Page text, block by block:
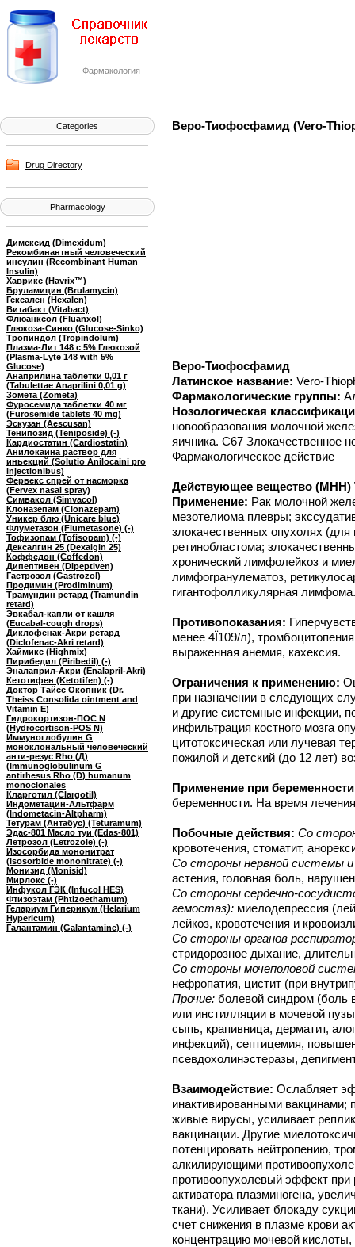
Фармакология
Categories
Drug Directory
Pharmacology
Димексид (Dimexidum)
Рекомбинантный человеческий
инсулин (Recombinant Human
Insulin)
Хаврикс (Havrix™)
Бруламицин (Brulamycin)
Гексален (Hexalen)
Витабакт (Vitabact)
Флюанксол (Fluanxol)
Глюкоза-Синко (Glucose-Sinko)
Тропиндол (Tropindolum)
Плазма-Лит 148 с 5% Глюкозой
(Plasma-Lyte 148 with 5%
Glucose)
Анаприлина таблетки 0,01 г
(Tabulettae Anaprilini 0,01 g)
Зомета (Zometa)
Фуросемида таблетки 40 мг
(Furosemide tablets 40 mg)
Эскузан (Aescusan)
Тенипозид (Teniposide) (-)
Кардиостатин (Cardiostatin)
Анилокаина раствор для
иньекций (Solutio Anilocaini pro
injectionibus)
Фервекс спрей от насморка
(Fervex nasal spray)
Симвакол (Simvacol)
Клоназепам (Clonazepam)
Уникер блю (Unicare blue)
Флуметазон (Flumetasone) (-)
Тофизопам (Tofisopam) (-)
Дексалгин 25 (Dexalgin 25)
Коффедон (Coffedon)
Дипептивен (Dipeptiven)
Гастрозол (Gastrozol)
Продимин (Prodiminum)
Трамундин ретард (Tramundin
retard)
Эвкабал-капли от кашля
(Eucabal-cough drops)
Диклофенак-Акри ретард
(Diclofenac-Akri retard)
Хаймикс (Highmix)
Пирибедил (Piribedil) (-)
Эналаприл-Акри (Enalapril-Akri)
Кетотифен (Ketotifen) (-)
Доктор Тайсс Окопник (Dr.
Theiss Consolida ointment and
Vitamin E)
Гидрокортизон-ПOC N
(Hydrocortison-POS N)
Иммуноглобулин G
моноклональный человеческий
анти-резус Rho (Д)
(Immunoglobulinum G
antirhesus Rho (D) humanum
monoclonales
Кларготил (Clargotil)
Индометацин-Альтфарм
(Indometacin-Altpharm)
Тетурам (Антабус) (Teturamum)
Эдас-801 Масло туи (Edas-801)
Летрозол (Letrozole) (-)
Изосорбида мононитрат
(Isosorbide mononitrate) (-)
Монизид (Monisid)
Мирлокс (-)
Инфукол ГЭК (Infucol HES)
Фтизоэтам (Phtizoethamum)
Гелариум Гиперикум (Helarium
Hypericum)
Галантамин (Galantamine) (-)
Веро-Тиофосфамид (Vero-
Веро-Тиофосфамид
Латинское название: Vero-
Фармакологические группы:
Нозологическая
новообразования молочной
яичника. C67 Злокачественное
Фармакологическое действие
Действующее вещество (МНН)
Применение: Рак молочной
мезотелиома плевры;
злокачественных опухолях (для
ретинобластома;
хронический лимфолейкоз и
лимфогранулематоз,
гигантофолликулярная лимфома.
Противопоказания:
менее 4Ї109/л),
выраженная анемия, кахексия.
Ограничения к применению:
при назначении в следующих
и другие системные инфекции,
инфильтрация костного мозга
цитотоксическая или лучевая
пожилой и детский (до 12 лет)
Применение при
беременности. На время
Побочные действия: Со
кровотечения, стоматит,
Со стороны нервной системы и
астения, головная боль,
Со стороны сердечно-
гемостаз): миелодепрессия
лейкоз, кровотечения и
Со стороны органов
стридорозное дыхание,
Со стороны мочеполовой
нефропатия, цистит (при
Прочие: болевой синдром (боль
или инстилляции в мочевой
сыпь, крапивница, дерматит,
инфекций), септицемия,
псевдохолинэстеразы,
Взаимодействие: Ослабляет
инактивированными вакцинами;
живые вирусы, усиливает
вакцинации. Другие
потенцировать нейтропению,
алкилирующими
противоопухолевый эффект при
активатора плазминогена,
ткани). Усиливает блокаду
счет снижения в плазме крови
концентрацию мочевой